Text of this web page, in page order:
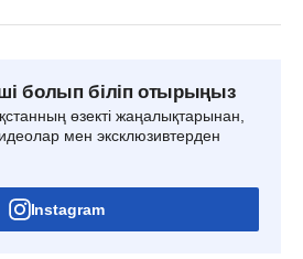
болып біліп отырыңыз
өзекті жаңалықтарынан,
мен эксклюзивтерден
Instagram